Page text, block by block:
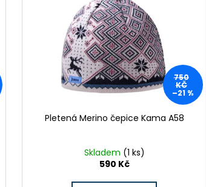
750
KČ
–21 %
Pletená Merino čepice Kama A58
Skladem (1 ks)
590 Kč
PÁNSKÉ KRAŤASY GTS 606211
990 Kč
Původně:1 590 Kč